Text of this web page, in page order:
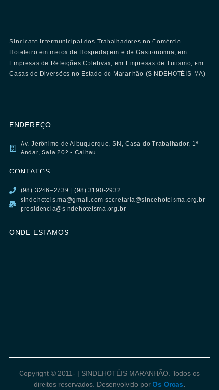
Sindicato Intermunicipal dos Trabalhadores no Comércio
Hoteleiro em meios de Hospedagem e de Gastronomia, em
Empresas de Refeições Coletivas, em Empresas de Turismo, em
Casas de Diversões no Estado do Maranhão (SINDEHOTÉIS-MA)
ENDEREÇO
Av. Jerônimo de Albuquerque, SN, Casa do Trabalhador, 1º
Andar, Sala 202 - Calhau
CONTATOS
(98) 3246–2739 | (98) 3190-2932
sindehoteis.ma@gmail.com secretaria@sindehoteisma.org.br
presidencia@sindehoteisma.org.br
ONDE ESTAMOS
Copyright © 2011- | SINDEHOTÉIS MARANHÃO. Todos os
direitos reservados. Desenvolvido por Os Orcas.